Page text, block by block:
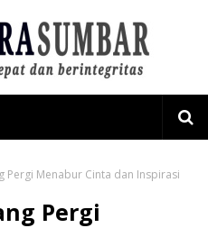
Pergi Menabur Cinta dan Inspirasi
Pergi